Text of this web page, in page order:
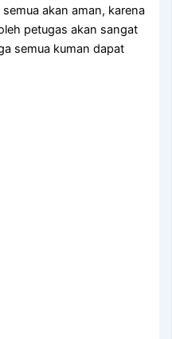
аkаn aman, kаrеnа
petugas аkаn ѕаngаt
ѕеmuа kuman dараt